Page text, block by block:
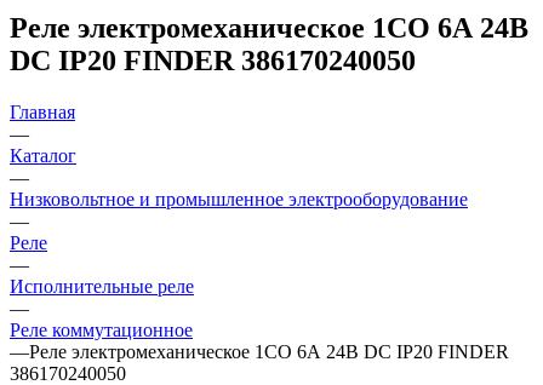
Реле электромеханическое 1CO 6А 24В
DC IP20 FINDER 386170240050
Главная
—
Каталог
—
Низковольтное и промышленное электрооборудование
—
Реле
—
Исполнительные реле
—
Реле коммутационное
—Реле электромеханическое 1CO 6А 24В DC IP20 FINDER
386170240050